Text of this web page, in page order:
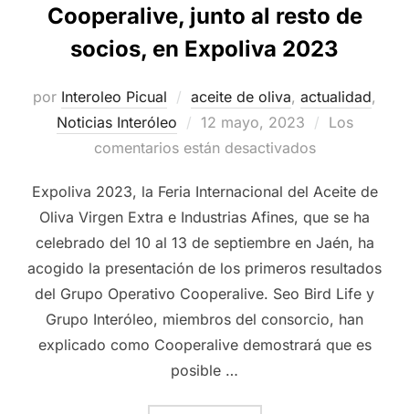
Cooperalive, junto al resto de
socios, en Expoliva 2023
por Interoleo Picual aceite de oliva, actualidad,
Noticias Interóleo
Publicado
el
12 mayo, 2023
Los
comentarios están desactivados
Expoliva 2023, la Feria Internacional del Aceite de
Oliva Virgen Extra e Industrias Afines, que se ha
celebrado del 10 al 13 de septiembre en Jaén, ha
acogido la presentación de los primeros resultados
del Grupo Operativo Cooperalive. Seo Bird Life y
Grupo Interóleo, miembros del consorcio, han
explicado como Cooperalive demostrará que es
posible …